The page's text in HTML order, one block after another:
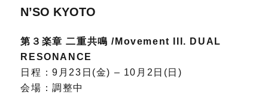
N’SO KYOTO
第３楽章 二重共鳴 /Movement III. DUAL
RESONANCE
日程：9月23日(金) ‒ 10月2日(日)
会場：調整中